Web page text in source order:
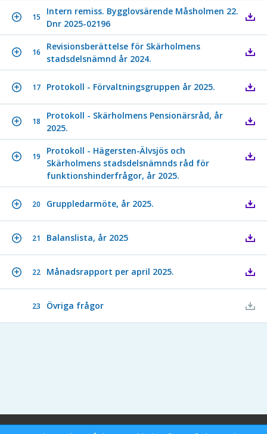
15
Intern remiss. Bygglovsärende Måsholmen 22.
Dnr 2025-02196
16
Revisionsberättelse för Skärholmens
stadsdelsnämnd år 2024.
17 Protokoll - Förvaltningsgruppen år 2025.
18
Protokoll - Skärholmens Pensionärsråd, år
2025.
19
Protokoll - Hägersten-Älvsjös och
Skärholmens stadsdelsnämnds råd för
funktionshinderfrågor, år 2025.
20 Gruppledarmöte, år 2025.
21 Balanslista, år 2025
22 Månadsrapport per april 2025.
23 Övriga frågor